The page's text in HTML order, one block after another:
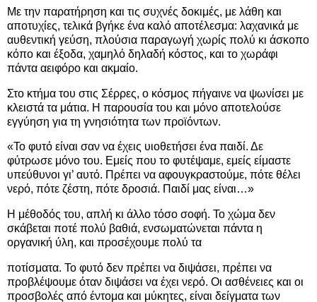
Με την παρατήρηση και τις συχνές δοκιμές, με λάθη και
αποτυχίες, τελικά βγήκε ένα καλό αποτέλεσμα: λαχανικά με
αυθεντική γεύση, πλούσια παραγωγή χωρίς πολύ κι άσκοπο
κόπο και έξοδα, χαμηλό δηλαδή κόστος, και το χωράφι
πάντα αειφόρο και ακμαίο.
Στο κτήμα του στις Σέρρες, ο κόσμος πήγαινε να ψωνίσει με
κλειστά τα μάτια. Η παρουσία του και μόνο αποτελούσε
εγγύηση για τη γνησιότητα των προϊόντων.
«Το φυτό είναι σαν να έχεις υιοθετήσει ένα παιδί. Δε
φύτρωσε μόνο του. Εμείς που το φυτέψαμε, εμείς είμαστε
υπεύθυνοι γι’ αυτό. Πρέπει να αφουγκραστούμε, πότε θέλει
νερό, πότε ζέστη, πότε δροσιά. Παιδί μας είναι…»
Η μέθοδός του, απλή κι άλλο τόσο σοφή. Το χώμα δεν
σκάβεται ποτέ πολύ βαθιά, ενσωματώνεται πάντα η
οργανική ύλη, και προσέχουμε πολύ τα
ποτίσματα. Το φυτό δεν πρέπει να διψάσει, πρέπει να
προβλέψουμε όταν διψάσει να έχει νερό. Οι ασθένειες και οι
προσβολές από έντομα και μύκητες, είναι δείγματα των